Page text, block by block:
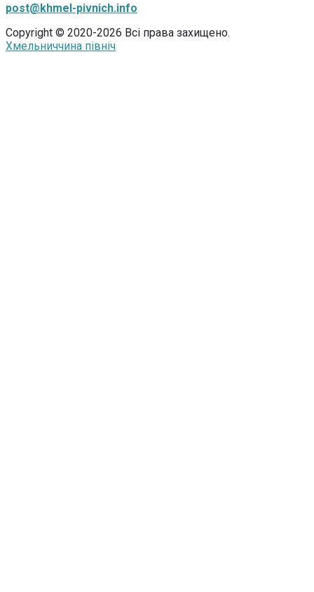
post@khmel-pivnich.info
Copyright © 2020-2026 Всі права захищено.
Хмельниччина північ